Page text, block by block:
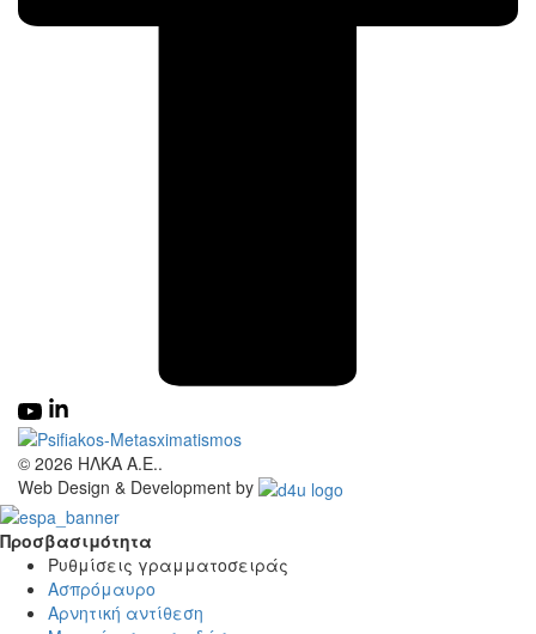
© 2026 ΗΛΚΑ Α.Ε..
Web Design & Development by
Προσβασιμότητα
Προσβασιμότητα
Ρυθμίσεις γραμματοσειράς
Ασπρόμαυρο
Αρνητική αντίθεση